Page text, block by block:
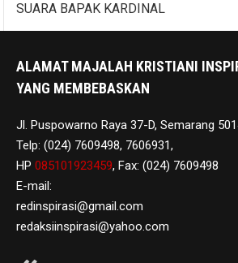
SUARA BAPAK KARDINAL
ALAMAT MAJALAH KRISTIANI
YANG MEMBEBASKAN
Jl. Puspowarno Raya 37-D, Semarang
Telp: (024) 7609498, 7606931,
HP 085101923459, Fax: (024) 7609498
E-mail:
redinspirasi@gmail.com
redaksiinspirasi@yahoo.com